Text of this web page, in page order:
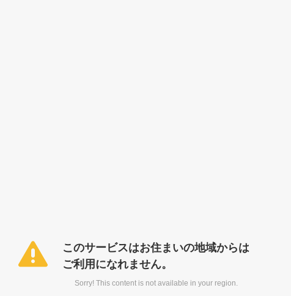
このサービスはお住まいの地域からは
ご利用になれません。
Sorry! This content is not available in your region.